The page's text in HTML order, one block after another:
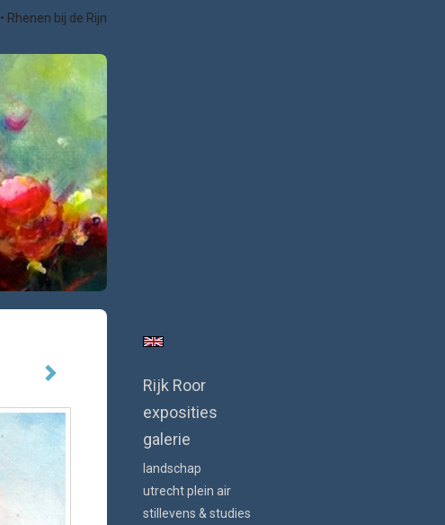
Rhenen bij de Rijn
Rijk Roor
exposities
galerie
landschap
utrecht plein air
stillevens & studies